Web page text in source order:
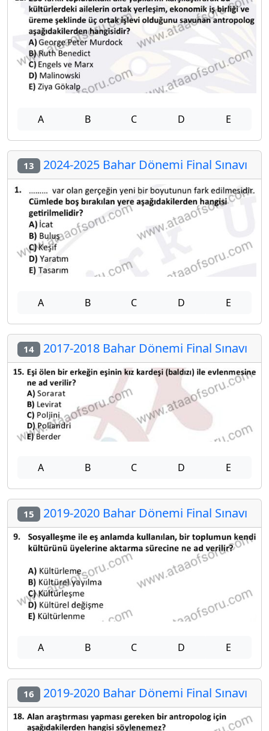
A B C D E
13 2024-2025 Bahar Dönemi Final Sınavı
A B C D E
14 2017-2018 Bahar Dönemi Final Sınavı
A B C D E
15 2019-2020 Bahar Dönemi Final Sınavı
A B C D E
16 2019-2020 Bahar Dönemi Final Sınavı